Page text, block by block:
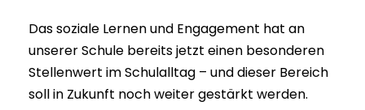
Das soziale Lernen und Engagement hat an
unserer Schule bereits jetzt einen besonderen
Stellenwert im Schulalltag – und dieser Bereich
soll in Zukunft noch weiter gestärkt werden.